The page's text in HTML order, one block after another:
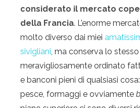
considerato il mercato
della Francia. L’enorme
molto diverso dai miei
sivigliani , ma conserva lo
meravigliosamente ordinato
e banconi pieni di qualsiasi
pesce, formaggi e ovviamente
Privacy &